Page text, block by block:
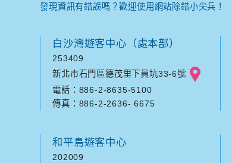
發現資訊有錯誤嗎？歡迎使用網站除錯小尖兵！
白沙灣遊客中心（處本部）
253409
新北市石門區德茂里下員坑33-6號
電話：886-2-8635-5100
傳真：886-2-2636- 6675
和平島遊客中心
202009